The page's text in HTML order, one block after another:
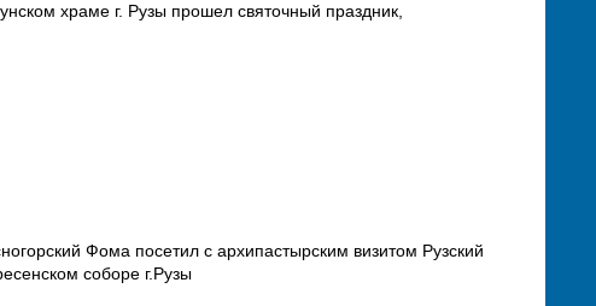
храме г. Рузы прошел святочный праздник,
Фома посетил с архипастырским визитом Рузский
соборе г.Рузы